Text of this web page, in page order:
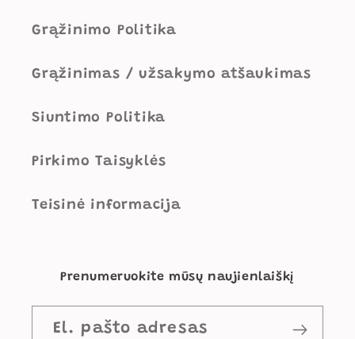
Grąžinimo Politika
Grąžinimas / užsakymo atšaukimas
Siuntimo Politika
Pirkimo Taisyklės
Teisinė informacija
Prenumeruokite mūsų naujienlaiškį
El. pašto adresas